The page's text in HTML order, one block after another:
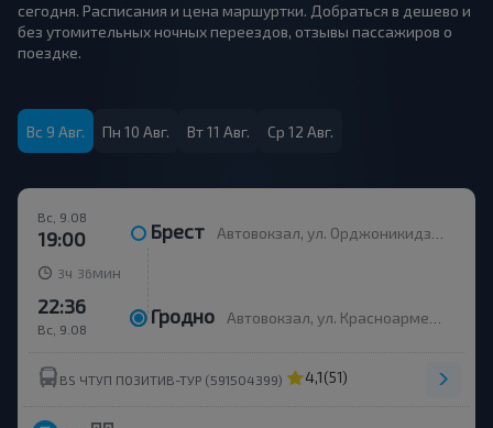
сегодня. Расписания и цена маршуртки. Добраться в дешево и
без утомительных ночных переездов, отзывы пассажиров о
поездке.
Вс 9 Авг. Пн 10 Авг. Вт 11 Авг. Ср 12 Авг.
Вс, 9.08
19:00 Брест Автовокзал, ул. Орджоникидзе, 12, платформа 10
3ч 36 мин
Вс, 9.08
22:36 Гродно Автовокзал, ул. Красноармейская 7-А
BS ЧТУП ПОЗИТИВ-ТУР (591504399) 4,1(51)